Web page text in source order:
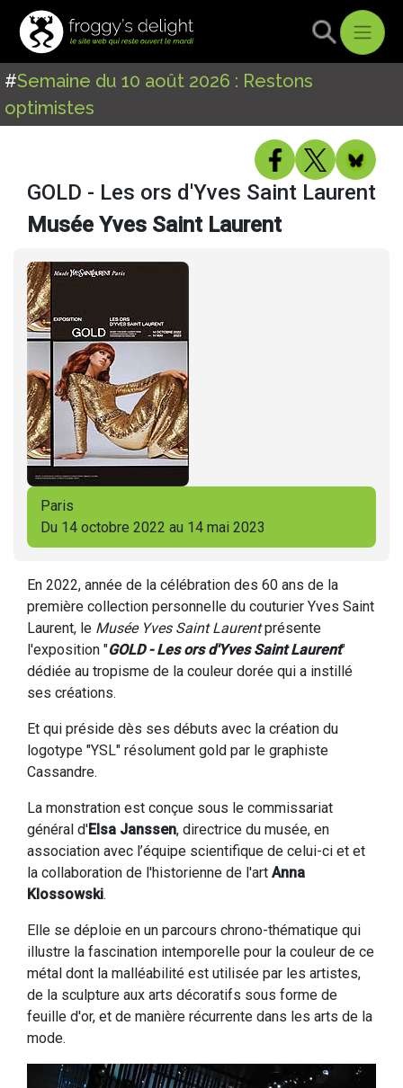
#Semaine du 10 août 2026 : Restons
optimistes
GOLD - Les ors d'Yves Saint Laurent
Musée Yves Saint Laurent
Paris
Du 14 octobre 2022 au 14 mai 2023
En 2022, année de la célébration des 60 ans de la
première collection personnelle du couturier Yves Saint
Laurent, le Musée Yves Saint Laurentprésente
l'exposition "GOLD - Les ors d'Yves Saint Laurent"
dédiée au tropisme de la couleur dorée qui a instillé
ses créations.
Et qui préside dès ses débuts avec la création du
logotype "YSL" résolument gold par le graphiste
Cassandre.
La monstration est conçue sous le commissariat
général d'Elsa Janssen, directrice du musée, en
association avec l’équipe scientifique de celui-ci et et
la collaboration de l'historienne de l'art Anna
Klossowski.
Elle se déploie en un parcours chrono-thématique qui
illustre la fascination intemporelle pour la couleur de ce
métal dont la malléabilité est utilisée par les artistes,
de la sculpture aux arts décoratifs sous forme de
feuille d'or, et de manière récurrente dans les arts de la
mode.